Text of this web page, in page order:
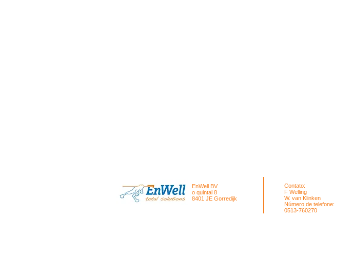
EnWell BV
o quintal 8
8401 JE Gorredijk
Contato:
F Welling
W. van Klinken
Número de telefone:
0513-760270